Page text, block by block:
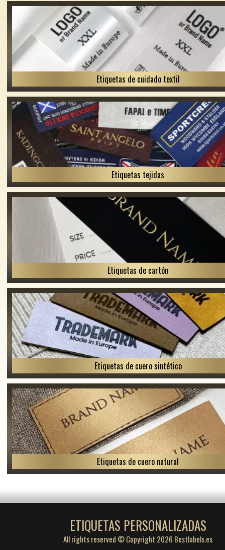
Etiquetas de cuidado textil
Etiquetas tejidas
Etiquetas de cartón
Etiquetas de cuero sintético
Etiquetas de cuero natural
ETIQUETAS PERSONALIZADAS
All rights reserved © Copyright 2026 Bestlabels.es